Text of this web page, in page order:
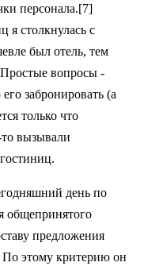
персонала.[7]
я столкнулась с
был отель, тем
вопросы -
забронировать (а
только что
вызывали
день по
общепринятого
предложения
По этому критерию он